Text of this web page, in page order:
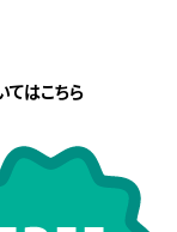
はこちら